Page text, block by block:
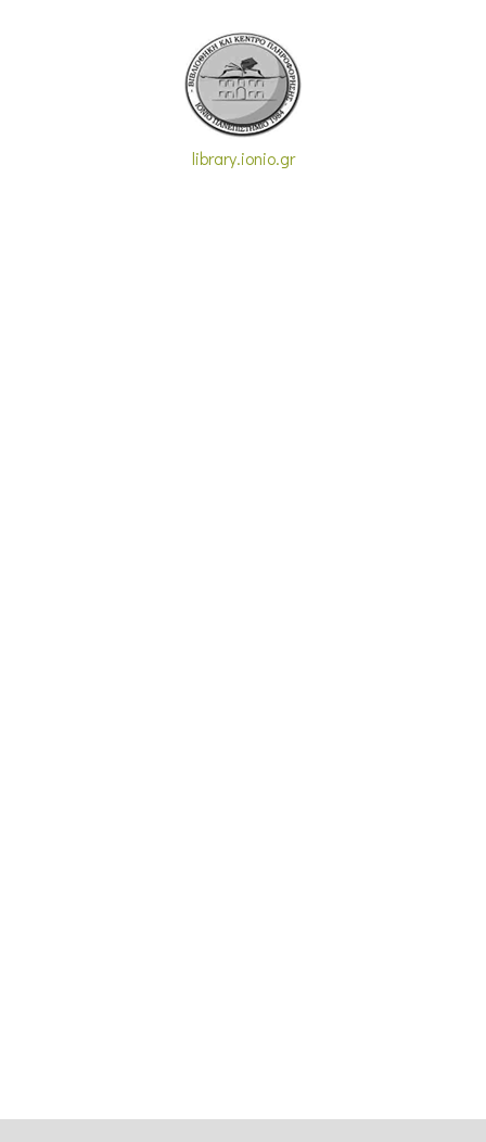
library.ionio.gr